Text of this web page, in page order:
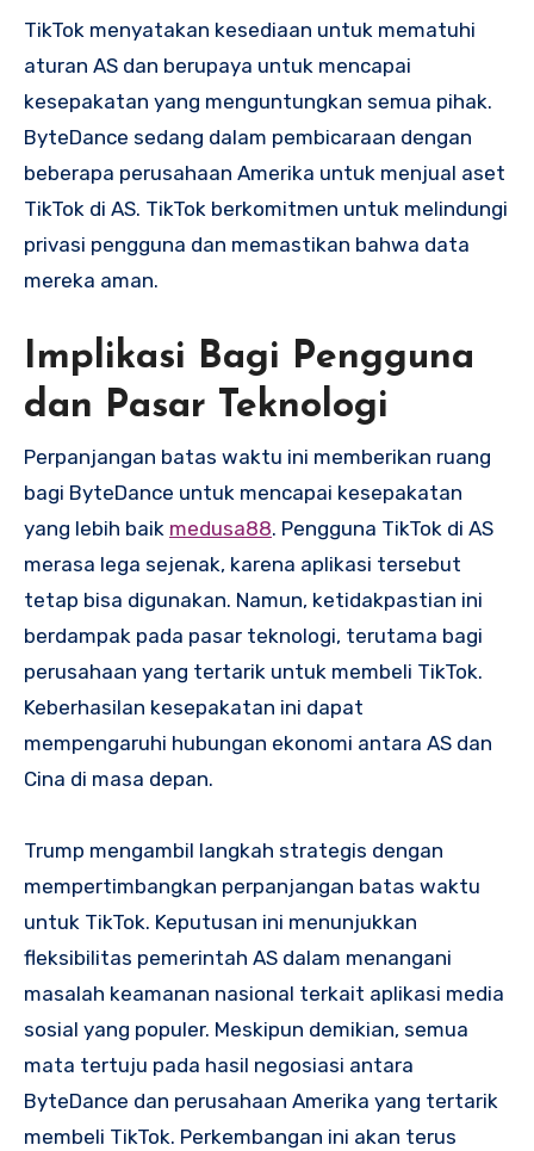
TikTok menyatakan kesediaan untuk mematuhi
aturan AS dan berupaya untuk mencapai
kesepakatan yang menguntungkan semua pihak.
ByteDance sedang dalam pembicaraan dengan
beberapa perusahaan Amerika untuk menjual aset
TikTok di AS. TikTok berkomitmen untuk melindungi
privasi pengguna dan memastikan bahwa data
mereka aman.
Implikasi Bagi Pengguna
dan Pasar Teknologi
Perpanjangan batas waktu ini memberikan ruang
bagi ByteDance untuk mencapai kesepakatan
yang lebih baik medusa88. Pengguna TikTok di AS
merasa lega sejenak, karena aplikasi tersebut
tetap bisa digunakan. Namun, ketidakpastian ini
berdampak pada pasar teknologi, terutama bagi
perusahaan yang tertarik untuk membeli TikTok.
Keberhasilan kesepakatan ini dapat
mempengaruhi hubungan ekonomi antara AS dan
Cina di masa depan.
Trump mengambil langkah strategis dengan
mempertimbangkan perpanjangan batas waktu
untuk TikTok. Keputusan ini menunjukkan
fleksibilitas pemerintah AS dalam menangani
masalah keamanan nasional terkait aplikasi media
sosial yang populer. Meskipun demikian, semua
mata tertuju pada hasil negosiasi antara
ByteDance dan perusahaan Amerika yang tertarik
membeli TikTok. Perkembangan ini akan terus